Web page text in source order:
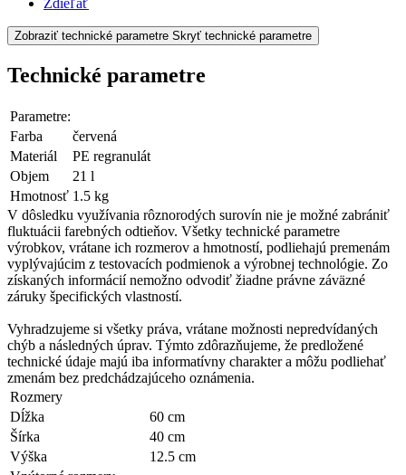
Zdieľať
Zobraziť technické parametre Skryť technické parametre
Technické parametre
Parametre:
Farba
červená
Materiál
PE regranulát
Objem
21 l
Hmotnosť 1.5 kg
V dôsledku využívania rôznorodých surovín nie je možné zabrániť
fluktuácii farebných odtieňov. Všetky technické parametre
výrobkov, vrátane ich rozmerov a hmotností, podliehajú premenám
vyplývajúcim z testovacích podmienok a výrobnej technológie. Zo
získaných informácií nemožno odvodiť žiadne právne záväzné
záruky špecifických vlastností.
Vyhradzujeme si všetky práva, vrátane možnosti nepredvídaných
chýb a následných úprav. Týmto zdôrazňujeme, že predložené
technické údaje majú iba informatívny charakter a môžu podliehať
zmenám bez predchádzajúceho oznámenia.
Rozmery
Dĺžka
60 cm
Šírka
40 cm
Výška
12.5 cm